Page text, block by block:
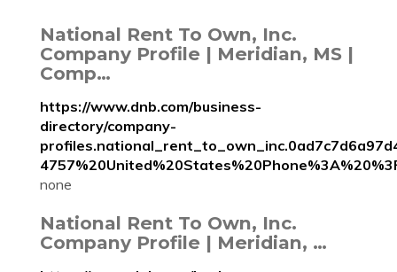
National Rent To Own, Inc.
Company Profile | Meridian, MS |
Comp…
https://www.dnb.com/business-
directory/company-
none
National Rent To Own, Inc.
Company Profile | Meridian, …